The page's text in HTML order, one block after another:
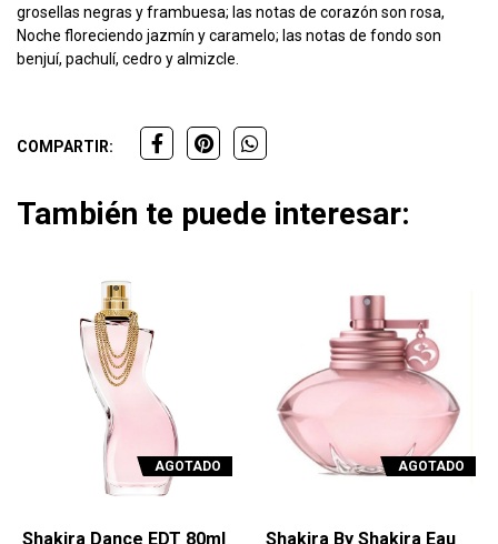
grosellas negras y frambuesa; las notas de corazón son rosa,
Noche floreciendo jazmín y caramelo; las notas de fondo son
benjuí, pachulí, cedro y almizcle.
COMPARTIR:
También te puede interesar:
AGOTADO
Shakira Dance EDT 80ml
AGOTADO
Shakira By Shakira Eau